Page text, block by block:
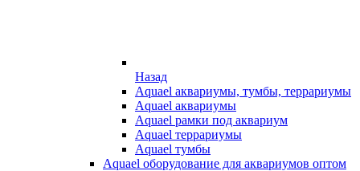
Назад
Aquael аквариумы, тумбы, террариумы
Aquael аквариумы
Aquael рамки под аквариум
Aquael террариумы
Aquael тумбы
Aquael оборудование для аквариумов оптом